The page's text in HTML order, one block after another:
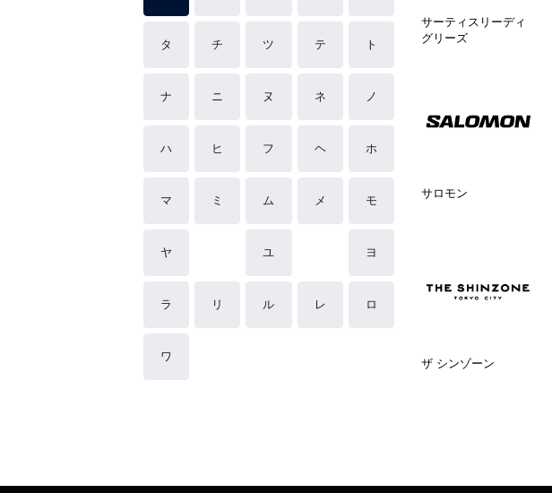
タ チ ツ テ ト
ナ ニ ヌ ネ ノ
ハ ヒ フ ヘ ホ
マ ミ ム メ モ
ヤ ユ ヨ
ラ リ ル レ ロ
ワ
サーティスリーディ
グリーズ
サロモン
ザ シンゾーン